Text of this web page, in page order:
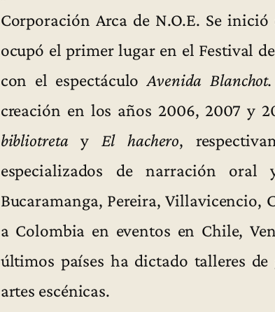
Corporación Arca de N.O.E. Se
ocupó el primer lugar en el Festival
con el espectáculo Avenida Blanchot.
creación en los años 2006, 2007 y
bibliotretay El hachero,
especializados de narración
Bucaramanga, Pereira, Villavicencio,
a Colombia en eventos en Chile,
últimos países ha dictado talleres
artes escénicas.